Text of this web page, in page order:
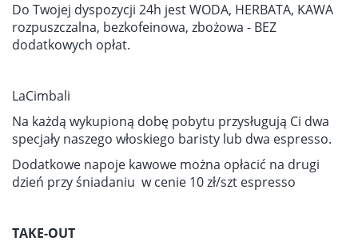
Do Twojej dyspozycji 24h jest WODA, HERBATA, KAWA
rozpuszczalna, bezkofeinowa, zbożowa - BEZ
dodatkowych opłat.
LaCimbali
Na każdą wykupioną dobę pobytu przysługują Ci dwa
specjały naszego włoskiego baristy lub dwa espresso.
Dodatkowe napoje kawowe można opłacić na drugi
dzień przy śniadaniu w cenie 10 zł/szt espresso
TAKE-OUT